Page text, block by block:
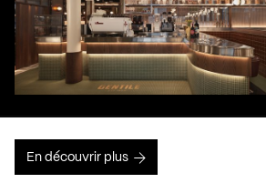
En découvrir plus